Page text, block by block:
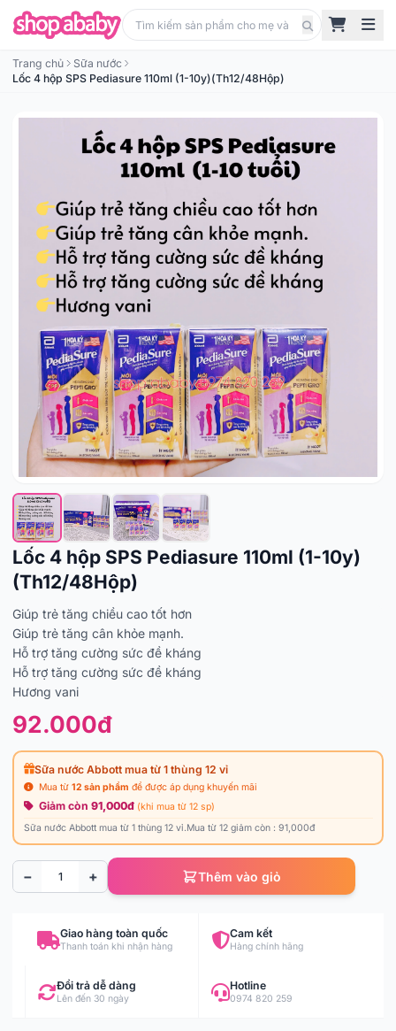
Trang chủ
Sữa nước
Lốc 4 hộp SPS Pediasure 110ml (1-10y)(Th12/48Hộp)
Lốc 4 hộp SPS Pediasure 110ml (1-10y)
(Th12/48Hộp)
Giúp trẻ tăng chiều cao tốt hơn
Giúp trẻ tăng cân khỏe mạnh.
Hỗ trợ tăng cường sức đề kháng
Hỗ trợ tăng cường sức đề kháng
Hương vani
92.000đ
Sữa nước Abbott mua từ 1 thùng 12 vỉ
Mua từ 12 sản phẩm để được áp dụng khuyến mãi
Giảm còn 91,000đ (khi mua từ 12 sp)
Sữa nước Abbott mua từ 1 thùng 12 vỉ.Mua từ 12 giảm còn : 91,000đ
− + Thêm vào giỏ
Giao hàng toàn quốc
Thanh toán khi nhận hàng
Cam kết
Hàng chính hãng
Đổi trả dễ dàng
Lên đến 30 ngày
Hotline
0974 820 259